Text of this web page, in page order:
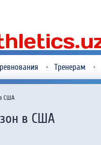
Тренерам
США
в США